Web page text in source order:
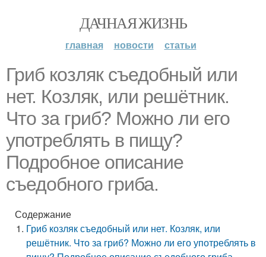
ДАЧНАЯ ЖИЗНЬ
главная новости статьи
Гриб козляк съедобный или
нет. Козляк, или решётник.
Что за гриб? Можно ли его
употреблять в пищу?
Подробное описание
съедобного гриба.
Содержание
Гриб козляк съедобный или нет. Козляк, или
решётник. Что за гриб? Можно ли его употреблять в